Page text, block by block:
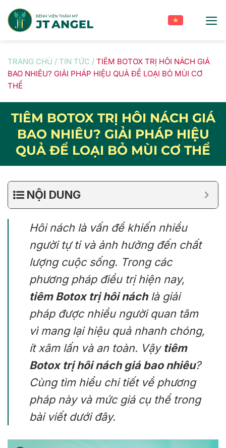
content
TRANG CHỦ / TIN TỨC / TIÊM BOTOX TRỊ HÔI NÁCH GIÁ
BAO NHIÊU? GIẢI PHÁP HIỆU QUẢ ĐỂ LOẠI BỎ MÙI CƠ
THỂ
TIÊM BOTOX TRỊ HÔI NÁCH GIÁ
BAO NHIÊU? GIẢI PHÁP HIỆU
QUẢ ĐỂ LOẠI BỎ MÙI CƠ THỂ
NỘI DUNG
Hôi nách là vấn đề khiến nhiều
người tự ti và ảnh hưởng đến chất
lượng cuộc sống. Trong các
phương pháp điều trị hiện nay,
tiêm Botox trị hôi náchlà giải
pháp được nhiều người quan tâm
vì mang lại hiệu quả nhanh chóng,
ít xâm lấn và an toàn. Vậytiêm
Botox trị hôi nách giá bao nhiêu?
Cùng tìm hiểu chi tiết về phương
pháp này và mức giá cụ thể trong
bài viết dưới đây.